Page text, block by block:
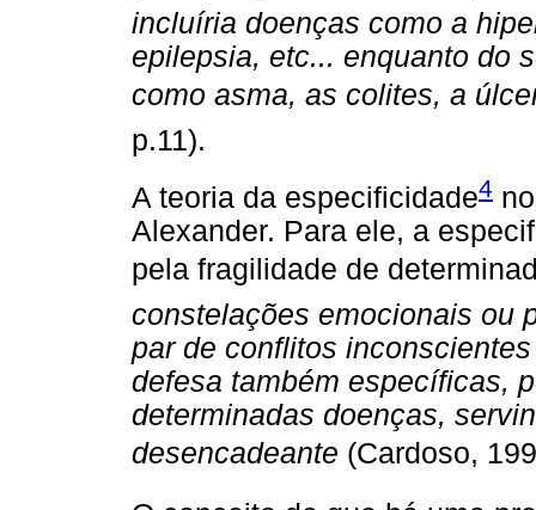
incluíria doenças como a
epilepsia, etc... enquanto do
como asma, as colites, a
p.11).
A teoria da especificidade4
Alexander. Para ele, a
pela fragilidade de
constelações emocionais ou
par de conflitos
defesa também específicas,
determinadas doenças,
desencadeante (Cardoso,